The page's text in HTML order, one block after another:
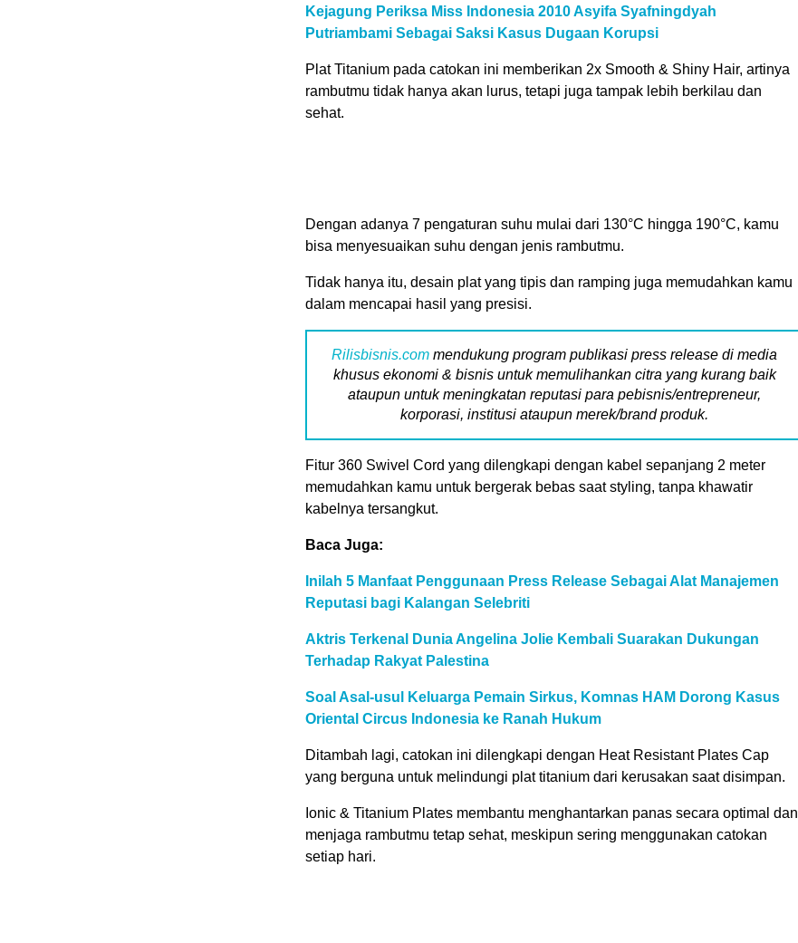
Kejagung Periksa Miss Indonesia 2010 Asyifa Syafningdyah
Putriambami Sebagai Saksi Kasus Dugaan Korupsi
Plat Titanium pada catokan ini memberikan 2x Smooth & Shiny Hair, artinya
rambutmu tidak hanya akan lurus, tetapi juga tampak lebih berkilau dan
sehat.
Dengan adanya 7 pengaturan suhu mulai dari 130°C hingga 190°C, kamu
bisa menyesuaikan suhu dengan jenis rambutmu.
Tidak hanya itu, desain plat yang tipis dan ramping juga memudahkan kamu
dalam mencapai hasil yang presisi.
Rilisbisnis.com mendukung program publikasi press release di media
khusus ekonomi & bisnis untuk memulihankan citra yang kurang baik
ataupun untuk meningkatan reputasi para pebisnis/entrepreneur,
korporasi, institusi ataupun merek/brand produk.
Fitur 360 Swivel Cord yang dilengkapi dengan kabel sepanjang 2 meter
memudahkan kamu untuk bergerak bebas saat styling, tanpa khawatir
kabelnya tersangkut.
Baca Juga:
Inilah 5 Manfaat Penggunaan Press Release Sebagai Alat Manajemen
Reputasi bagi Kalangan Selebriti
Aktris Terkenal Dunia Angelina Jolie Kembali Suarakan Dukungan
Terhadap Rakyat Palestina
Soal Asal-usul Keluarga Pemain Sirkus, Komnas HAM Dorong Kasus
Oriental Circus Indonesia ke Ranah Hukum
Ditambah lagi, catokan ini dilengkapi dengan Heat Resistant Plates Cap
yang berguna untuk melindungi plat titanium dari kerusakan saat disimpan.
Ionic & Titanium Plates membantu menghantarkan panas secara optimal dan
menjaga rambutmu tetap sehat, meskipun sering menggunakan catokan
setiap hari.